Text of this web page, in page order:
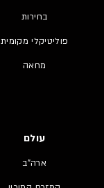
בחירות
פוליטיקלי מקומית
מחאה
עולם
ארה"ב